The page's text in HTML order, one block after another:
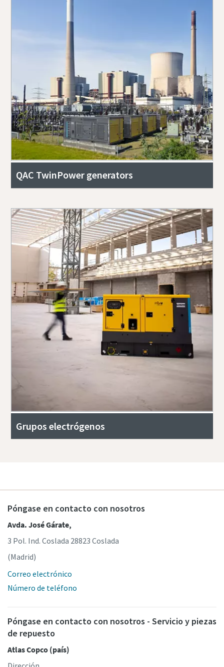
QAC TwinPower generators
Grupos electrógenos
Póngase en contacto con nosotros
Avda. José Gárate,
3 Pol. Ind. Coslada 28823 Coslada
(Madrid)
Correo electrónico
Número de teléfono
Póngase en contacto con nosotros - Servicio y piezas
de repuesto
Atlas Copco (país)